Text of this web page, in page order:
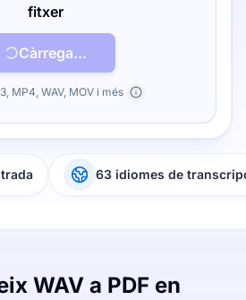
fitxer
Càrrega...
MP4, WAV, MOV i més
63 idiomes de
WAV a PDF en